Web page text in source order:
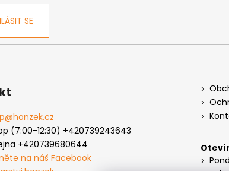
SE
@honzek.cz
(7:00-12:30) +420739243643
+420739680644
na náš Facebook